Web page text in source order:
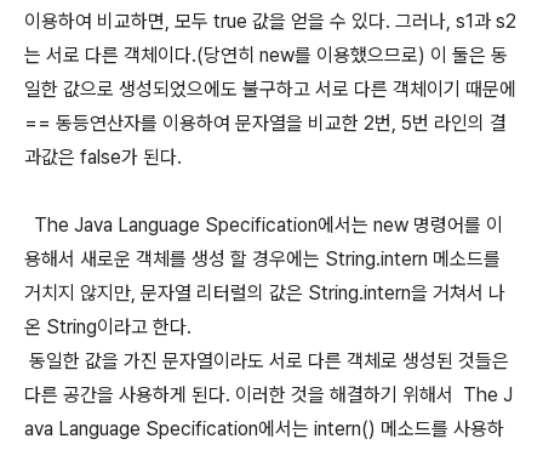
이용하여 비교하면, 모두 true 값을 얻을 수 있다. 그러나, s1과 s2
는 서로 다른 객체이다.(당연히 new를 이용했으므로) 이 둘은 동
일한 값으로 생성되었으에도 불구하고 서로 다른 객체이기 때문에
== 동등연산자를 이용하여 문자열을 비교한 2번, 5번 라인의 결
과값은 false가 된다.
The Java Language Specification에서는 new 명령어를 이
용해서 새로운 객체를 생성 할 경우에는 String.intern 메소드를
거치지 않지만, 문자열 리터럴의 값은 String.intern을 거쳐서 나
온 String이라고 한다.
동일한 값을 가진 문자열이라도 서로 다른 객체로 생성된 것들은
다른 공간을 사용하게 된다. 이러한 것을 해결하기 위해서 The J
ava Language Specification에서는 intern() 메소드를 사용하